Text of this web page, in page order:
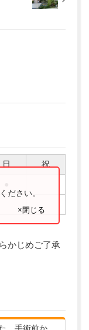
日 祝
ださい。
×閉じる
かじめご了承